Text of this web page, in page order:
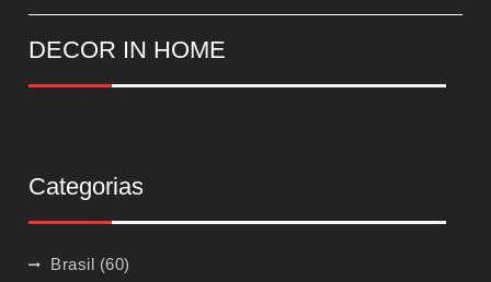
DECOR IN HOME
Categorias
Brasil (60)